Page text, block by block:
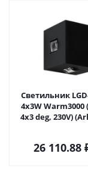
Светильник
4x3W
4x3 deg, 230V)
26 110.88